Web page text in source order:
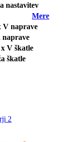
nastavitev
Mere
V naprave
naprave
V škatle
škatle
2